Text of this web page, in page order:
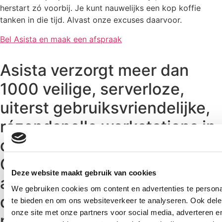
Deze website maakt gebruik van cookies
We gebruiken cookies om content en advertenties te
te bieden en om ons websiteverkeer te analyseren. Ook
onze site met onze partners voor social media, adverteren
herstart zó voorbij. Je kunt nauwelijks een kop koffie
tanken in die tijd. Alvast onze excuses daarvoor.
Bel Asista en maak een afspraak
Asista verzorgt meer dan
1000 veilige, serverloze,
uiterst gebruiksvriendelijke,
rázendsnelle werkstations in
de accountancy. Waarom?
Omdat we de
accountantswereld dóór en
dóór kennen. Overhoor ons